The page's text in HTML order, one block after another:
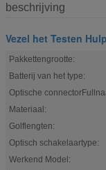
beschrijving
Vezel het Testen
Pakkettengrootte:
Batterij van het type:
Optische
Materiaal:
Golflengten:
Optisch schakelaartype:
Werkend Model: